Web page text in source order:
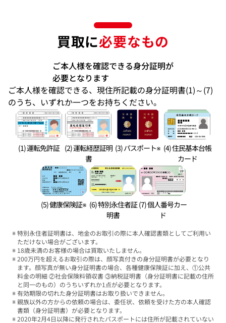
買取に必要なもの
ご本人様を確認できる身分証明が
必要となります
ご本人様を確認できる、現住所記載の身分証明書(1)～(7)
のうち、いずれか一つをお持ちください。
(1) 運転免許証 (2) 運転経歴証明
書
(3) パスポート※ (4) 住民基本台帳
カード
(5) 健康保険証※ (6) 特別永住者証
明書
(7) 個人番号カー
ド
特別永住者証明書は、地金のお取引の際に本人確認書類としてご利用い
ただけない場合がございます。
18歳未満のお客様の場合は買取いたしません。
200万円を超えるお取引の際は、顔写真付きの身分証明書が必要となり
ます。顔写真が無い身分証明書の場合、各種健康保険証に加え、①公共
料金の明細 ②社会保険料領収書 ③納税証明書（身分証明書に記載の住所
と同一のもの）のうちいずれか1点が必要となります。
有効期限の切れた身分証明書はお取り扱いできません。
親族以外の方からの依頼の場合は、委任状、依頼を受けた方の本人確認
書類（身分証明書）が必要となります。
2020年2月4日以降に発行されたパスポートには住所が記載されていない